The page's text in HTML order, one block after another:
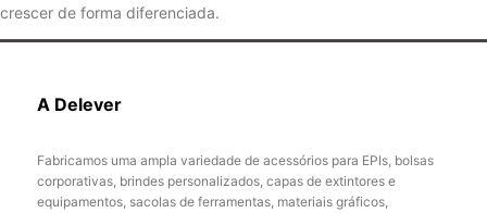
crescer de forma diferenciada.
A Delever
Fabricamos uma ampla variedade de acessórios para EPIs, bolsas
corporativas, brindes personalizados, capas de extintores e
equipamentos, sacolas de ferramentas, materiais gráficos,